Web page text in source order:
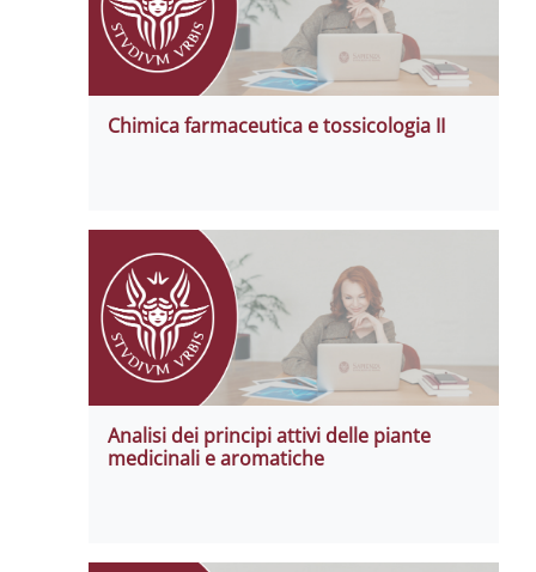
Chimica farmaceutica e tossicologia II
Analisi dei principi attivi delle piante
medicinali e aromatiche